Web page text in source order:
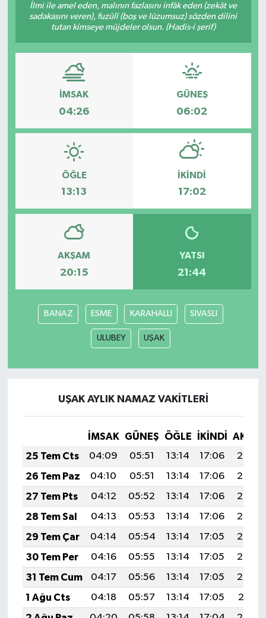
İlmi ile amel eden, malının fazlasını infâk eden (zekât ve
sadakasını veren), fuzûlî (boş ve lüzumsuz) sözden dilini
tutan kimseye müjdeler olsun. (Hadis-i şerif)
İMSAK
04:26
GÜNEŞ
06:02
ÖĞLE
13:13
İKINDI
17:02
AKŞAM
20:15
YATSI
21:44
BANAZ ESME KARAHALLI SİVASLI
ULUBEY UŞAK
UŞAK AYLIK NAMAZ VAKITLERI
İMSAK GÜNEŞ ÖĞLE İKINDI
25 Tem Cts
04:09 05:51 13:14 17:06
20:27
26 Tem Paz
04:10 05:51 13:14 17:06
20:26
27 Tem Pts
04:12 05:52 13:14 17:06
20:26
28 Tem Sal
04:13 05:53 13:14 17:06
20:25
29 Tem Çar
04:14 05:54 13:14 17:05
20:24
30 Tem Per
04:16 05:55 13:14 17:05
20:23
31 Tem Cum
04:17 05:56 13:14 17:05
20:22
1 Ağu Cts
04:18 05:57 13:14 17:05
20:21